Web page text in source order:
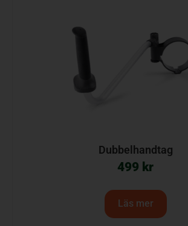
Dubbelhandtag
499 kr
Läs mer